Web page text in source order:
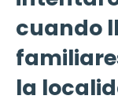
cuando
la